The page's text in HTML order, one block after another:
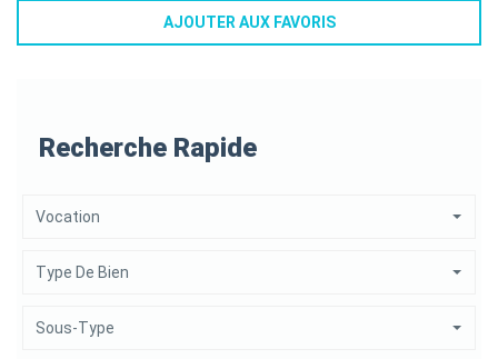
AJOUTER AUX FAVORIS
Recherche Rapide
Vocation
Type De Bien
Sous-Type